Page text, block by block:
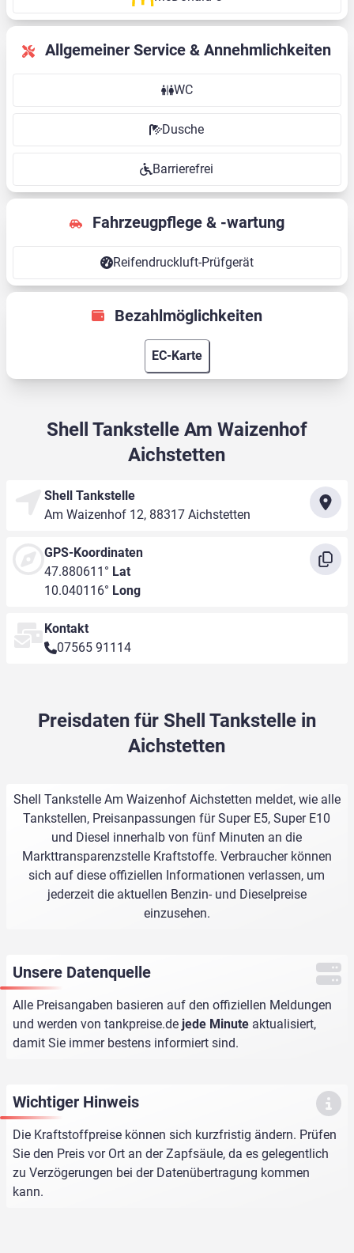
Allgemeiner Service & Annehmlichkeiten
WC
Dusche
Barrierefrei
Fahrzeugpflege & -wartung
Reifendruckluft-Prüfgerät
Bezahlmöglichkeiten
EC-Karte
Shell Tankstelle Am Waizenhof
Aichstetten
Shell Tankstelle
Am Waizenhof 12, 88317 Aichstetten
GPS-Koordinaten
47.880611° Lat
10.040116° Long
Kontakt
07565 91114
Preisdaten für Shell Tankstelle in
Aichstetten
Shell Tankstelle Am Waizenhof Aichstetten meldet, wie alle
Tankstellen, Preisanpassungen für Super E5, Super E10
und Diesel innerhalb von fünf Minuten an die
Markttransparenzstelle Kraftstoffe. Verbraucher können
sich auf diese offiziellen Informationen verlassen, um
jederzeit die aktuellen Benzin- und Dieselpreise
einzusehen.
Unsere Datenquelle
Alle Preisangaben basieren auf den offiziellen Meldungen
und werden von tankpreise.de jede Minute aktualisiert,
damit Sie immer bestens informiert sind.
Wichtiger Hinweis
Die Kraftstoffpreise können sich kurzfristig ändern. Prüfen
Sie den Preis vor Ort an der Zapfsäule, da es gelegentlich
zu Verzögerungen bei der Datenübertragung kommen
kann.